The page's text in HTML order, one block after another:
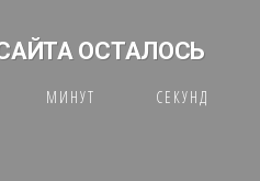
ОСТАЛОСЬ
МИНУТ СЕКУНД